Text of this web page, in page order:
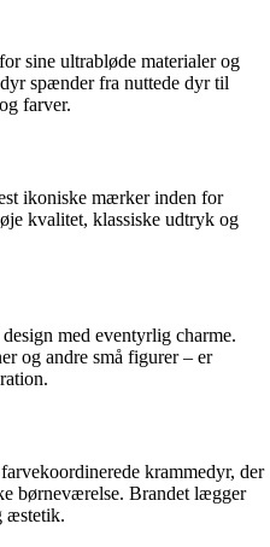
sine ultrabløde materialer og
spænder fra nuttede dyr til
farver.
ikoniske mærker inden for
kvalitet, klassiske udtryk og
med eventyrlig charme.
og andre små figurer – er
krammedyr, der
børneværelse. Brandet lægger
æstetik.